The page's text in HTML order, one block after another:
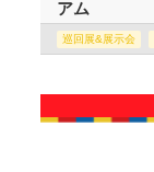
アム
巡回展&展示会